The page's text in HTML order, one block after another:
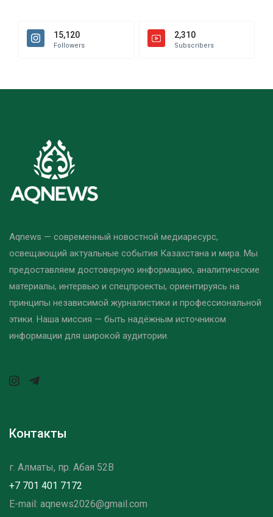
15,120
Followers
2,310
Subscribers
Aqnews — современный новостной медиаресурс,
освещающий актуальные события Казахстана и мира. Мы
предоставляем достоверную информацию, аналитические
материалы, интервью и спецпроекты, ориентируясь на
принципы независимой журналистики и профессиональной
этики. Наша миссия — быть надёжным источником
информации для широкой аудитории.
Контакты
г. Алматы, пр. Абая 52B
+7 701 401 7172
E-mail: aqnews2026@gmail.com